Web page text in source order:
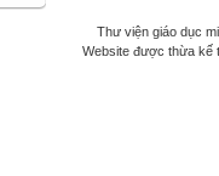
Thư viện giáo dục
Website được thừa kế